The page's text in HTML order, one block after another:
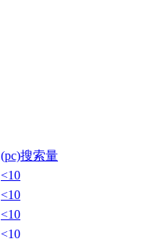
(pc)搜索量
<10
<10
<10
<10